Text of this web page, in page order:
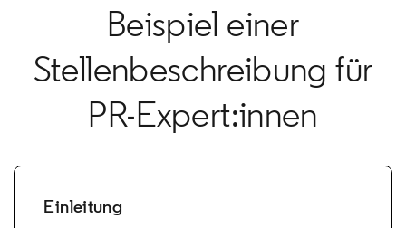
Beispiel einer
Stellenbeschreibung für
PR-Expert:innen
Einleitung